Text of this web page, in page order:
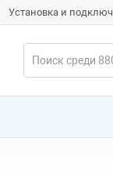
Установка и